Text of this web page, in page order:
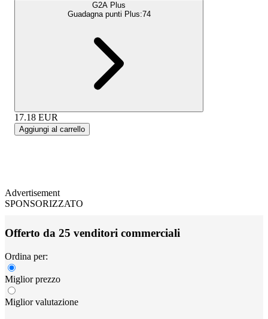
G2A Plus
Guadagna punti Plus:74
17.18 EUR
Aggiungi al carrello
Advertisement
SPONSORIZZATO
Offerto da 25 venditori commerciali
Ordina per:
Miglior prezzo
Miglior valutazione